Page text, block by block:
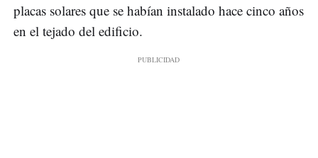
placas solares que se habían instalado hace cinco años
en el tejado del edificio.